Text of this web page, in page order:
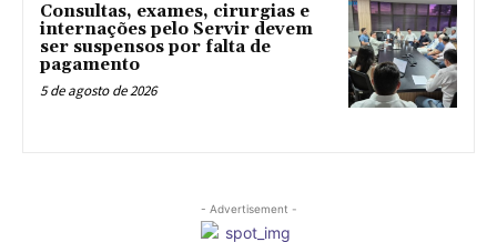
Consultas, exames, cirurgias e
internações pelo Servir devem
ser suspensos por falta de
pagamento
5 de agosto de 2026
- Advertisement -